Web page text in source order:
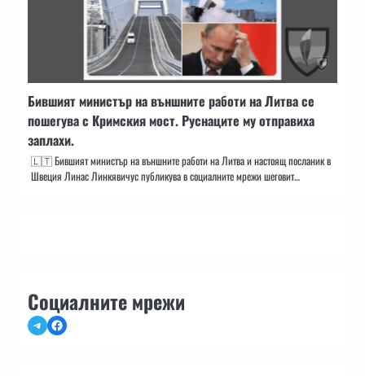
Бившият министър на външните работи на Литва се
пошегува с Кримския мост. Руснаците му отправиха
заплахи.
🇱🇹 Бившият министър на външните работи на Литва и настоящ посланик в
Швеция Линас Линкявичус публикува в социалните мрежи шеговит…
Социалните мрежи
TelegramFacebook